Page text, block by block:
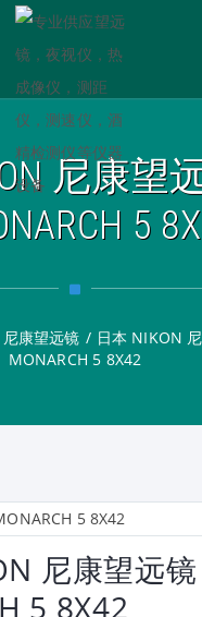
尼康望
5
尼康望远镜 / 日本 NIKON
MONARCH 5 8X42
尼康望远
5 8X42